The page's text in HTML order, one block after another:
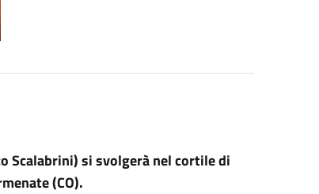
Scalabrini) si svolgerà nel cortile di
(CO).